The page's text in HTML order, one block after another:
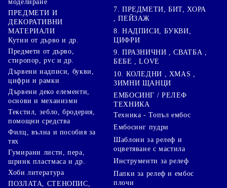
моделиране
ПРЕДМЕТИ И
ДЕКОРАТИВНИ
МАТЕРИАЛИ
Кутии от дърво и др.
Предмети от дърво,
стиропор, pvc и др.
Дървени надписи, букви,
цифри и рамки
Дървени деко елементи,
основи и механизми
Текстил, зебло, бродерия,
помощни средства
Филц, вълна и пособия за
тях
Гумирани листи, пера,
шринк пластмаса и др.
Хоби литература
ПОЗЛАТА, СТЕНОПИС,
7. ПРЕДМЕТИ, БИТ, ХОРА
, ПЕЙЗАЖ
8. НАДПИСИ, БУКВИ,
ЦИФРИ
9. ПРАЗНИЧНИ , СВАТБА ,
БЕБЕ , LOVE
10. КОЛЕДНИ , XMAS ,
ЗИМНИ ЩАНЦИ
ЕМБОСИНГ / РЕЛЕФ
ТЕХНИКА
Техника - Топъл ембос
Ембосинг пудри
Шаблони за релеф и
оцветяване с мастила
Инструменти за релеф
Папки за релеф и ембос
плочи